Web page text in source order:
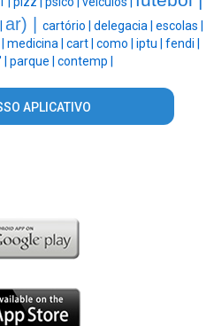
ar) | cartório | delegacia | escolas |
medicina | cart | como | iptu | fendi |
' | parque | contemp |
APLICATIVO